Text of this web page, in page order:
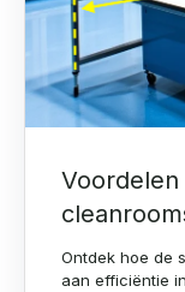
Voordelen
Ontdek hoe de
aan efficiëntie